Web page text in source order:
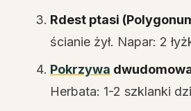
Rdest ptasi
ścianie żył. Napar: 2
Pokrzywa
Herbata: 1-2 szklanki